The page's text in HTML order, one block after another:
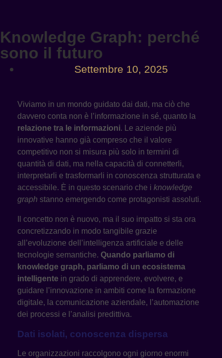
Knowledge Graph: perché
sono il futuro
Settembre 10, 2025
Viviamo in un mondo guidato dai dati, ma ciò che
davvero conta non è l’informazione in sé, quanto la
relazione tra le informazioni. Le aziende più
innovative hanno già compreso che il valore
competitivo non si misura più solo in termini di
quantità di dati, ma nella capacità di connetterli,
interpretarli e trasformarli in conoscenza strutturata e
accessibile. È in questo scenario che i knowledge
graph stanno emergendo come protagonisti assoluti.
Il concetto non è nuovo, ma il suo impatto si sta ora
concretizzando in modo tangibile grazie
all’evoluzione dell’intelligenza artificiale e delle
tecnologie semantiche. Quando parliamo di
knowledge graph, parliamo di un ecosistema
intelligentein grado di apprendere, evolvere, e
guidare l’innovazione in ambiti come la formazione
digitale, la comunicazione aziendale, l’automazione
dei processi e l’analisi predittiva.
Dati isolati, conoscenza dispersa
Le organizzazioni raccolgono ogni giorno enormi